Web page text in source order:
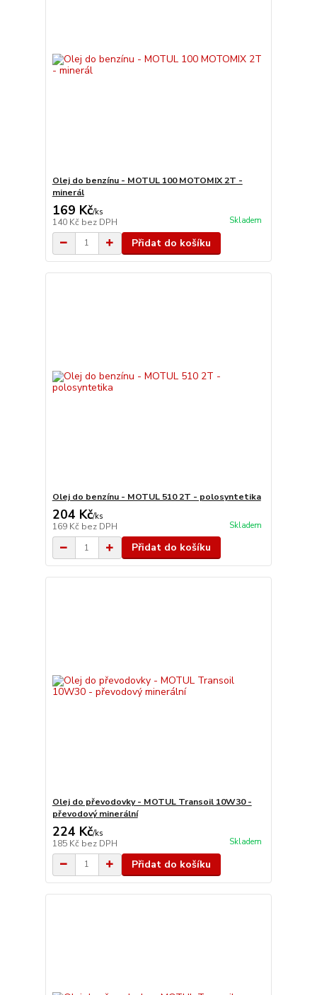
Olej do benzínu - MOTUL 100 MOTOMIX 2T -
minerál
169 Kč/ks
140 Kč bez DPH Skladem
Přidat do košíku
Olej do benzínu - MOTUL 510 2T - polosyntetika
204 Kč/ks
169 Kč bez DPH Skladem
Přidat do košíku
Olej do převodovky - MOTUL Transoil 10W30 -
převodový minerální
224 Kč/ks
185 Kč bez DPH Skladem
Přidat do košíku